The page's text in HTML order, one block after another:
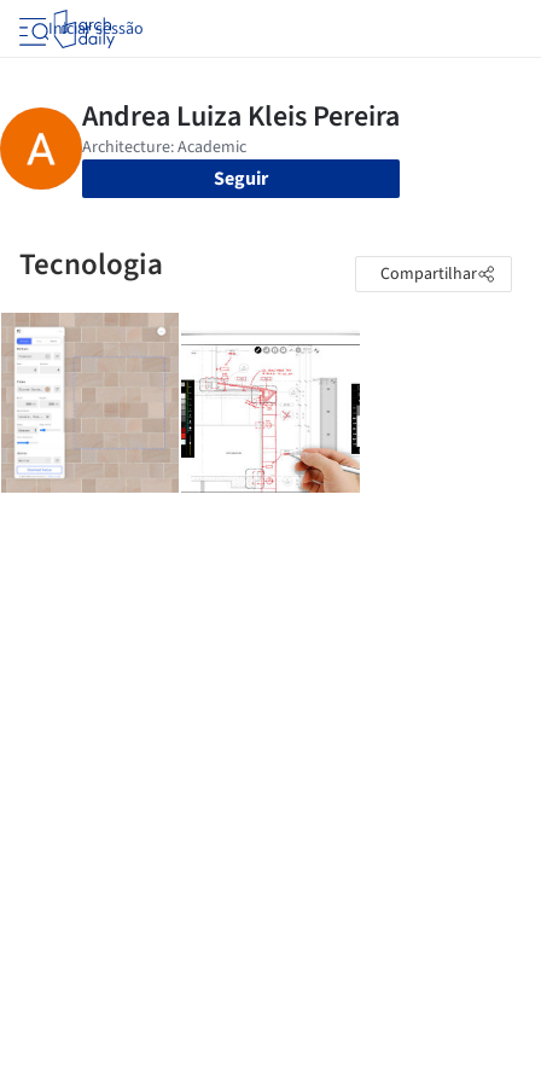
Iniciar sessão
Seguir
Tecnologia Compartilhar